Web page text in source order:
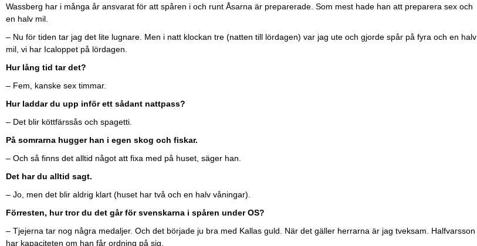
Wassberg har i många år ansvarat för att spåren i och runt Åsarna är preparerade. Som mest hade han att preparera sex och
en halv mil.
– Nu för tiden tar jag det lite lugnare. Men i natt klockan tre (natten till lördagen) var jag ute och gjorde spår på fyra och en halv
mil, vi har Icaloppet på lördagen.
Hur lång tid tar det?
– Fem, kanske sex timmar.
Hur laddar du upp inför ett sådant nattpass?
– Det blir köttfärssås och spagetti.
På somrarna hugger han i egen skog och fiskar.
– Och så finns det alltid något att fixa med på huset, säger han.
Det har du alltid sagt.
– Jo, men det blir aldrig klart (huset har två och en halv våningar).
Förresten, hur tror du det går för svenskarna i spåren under OS?
– Tjejerna tar nog några medaljer. Och det började ju bra med Kallas guld. När det gäller herrarna är jag tveksam. Halfvarsson
har kapaciteten om han får ordning på sig.